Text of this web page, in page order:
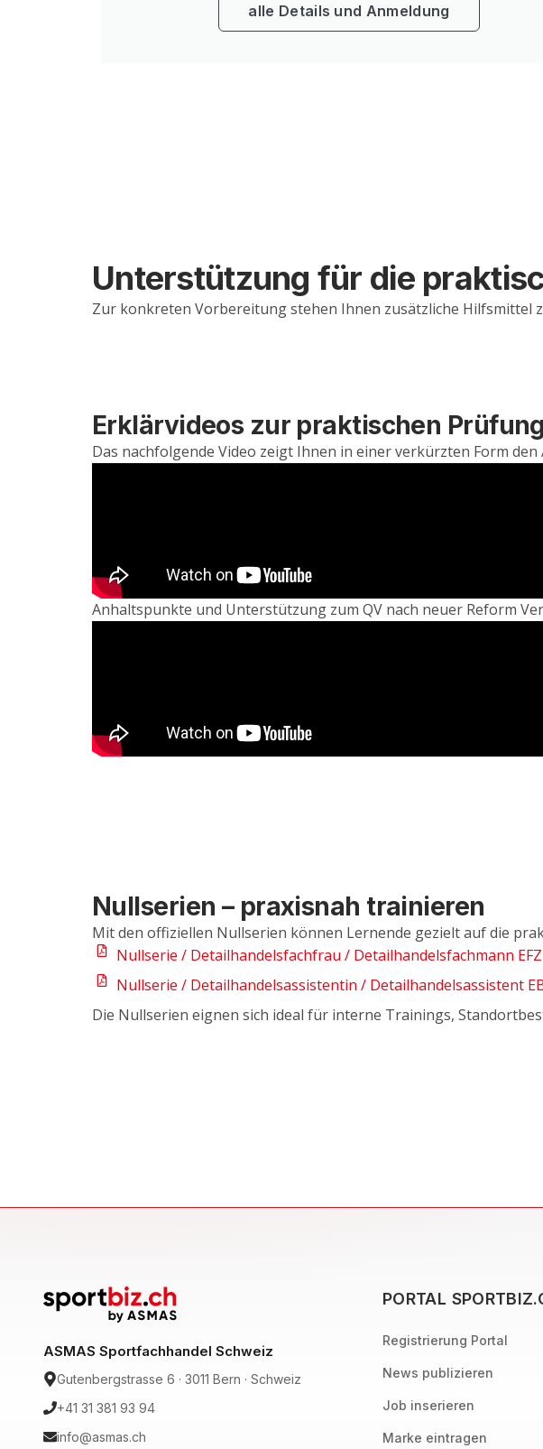
alle Details und Anmeldung
Unterstützung für die
Zur konkreten Vorbereitung stehen Ihnen zusätzliche Hilfsmittel
Erklärvideos zur praktischen Prüfung
Das nachfolgende Video zeigt Ihnen in einer verkürzten Form
Anhaltspunkte und Unterstützung zum QV nach neuer Reform
Nullserien – praxisnah trainieren
Mit den offiziellen Nullserien können Lernende gezielt auf die
Nullserie / Detailhandelsfachfrau / Detailhandelsfachmann
Nullserie / Detailhandelsassistentin / Detailhandelsassistent
Die Nullserien eignen sich ideal für interne Trainings,
ASMAS Sportfachhandel Schweiz
Gutenbergstrasse 6 · 3011 Bern · Schweiz
+41 31 381 93 94
info@asmas.ch
PORTAL
Registrierung Portal
News publizieren
Job inserieren
Marke eintragen